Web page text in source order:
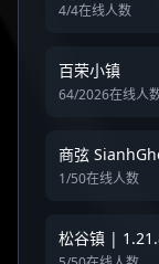
4/4在线人数
百荣小镇
64/2026在线人
商弦
1/50在线人数
松谷镇 |